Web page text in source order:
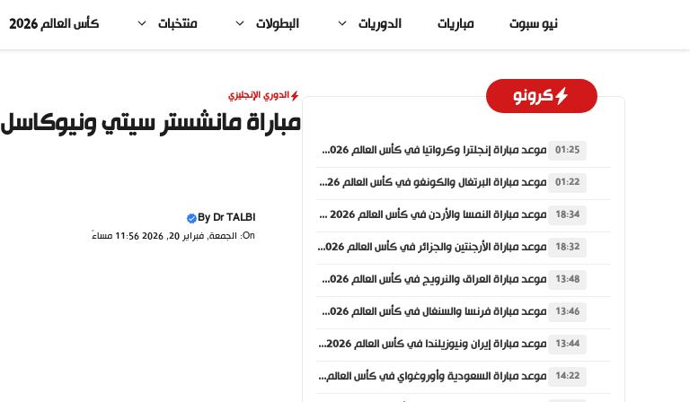
المحتوى
نيو سبوت مباريات الدوريات البطولات منتخبات كأس العالم 2026
الدوري الإنجليزي
مباراة مانشستر سيتي ونيوكاسل 2026: قمة نارية
ByDr TALBI
On: الجمعة, فبراير 20, 2026 11:56 مساءً
كرونو
01:25 موعد مباراة إنجلترا وكرواتيا في كأس العالم 2026 والقنوات الناقلة
01:22 موعد مباراة البرتغال والكونغو في كأس العالم 2026 والقنوات الناقلة
18:34 موعد مباراة النمسا والأردن في كأس العالم 2026 والقنوات الناقلة
18:32 موعد مباراة الأرجنتين والجزائر في كأس العالم 2026 والقنوات الناقلة
13:48 موعد مباراة العراق والنرويج في كأس العالم 2026 والقنوات الناقلة
13:46 موعد مباراة فرنسا والسنغال في كأس العالم 2026 والقنوات الناقلة
13:44 موعد مباراة إيران ونيوزيلندا في كأس العالم 2026 والقنوات الناقلة
14:22 موعد مباراة السعودية وأوروغواي في كأس العالم 2026 والقنوات الناقلة